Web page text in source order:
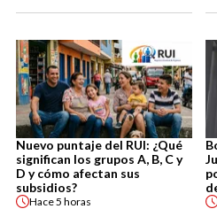
Nuevo puntaje del RUI: ¿Qué
significan los grupos A, B, C y
D y cómo afectan sus
subsidios?
Hace5 horas